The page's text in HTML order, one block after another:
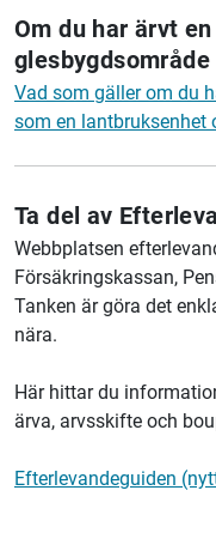
Om du har ärvt
glesbygdsområde
Vad som gäller om du
som en lantbruksenhet
Ta del av
Webbplatsen
Försäkringskassan,
Tanken är göra det
nära.
Här hittar du
ärva, arvsskifte och
Efterlevandeguiden